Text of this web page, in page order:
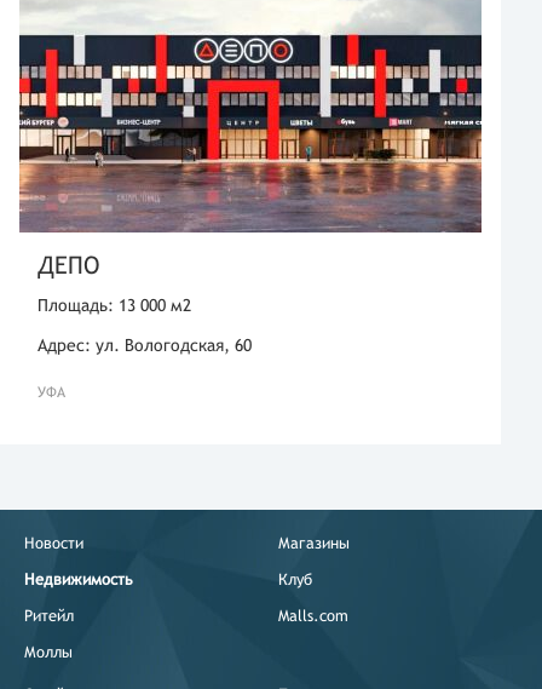
ДЕПО
Площадь: 13 000 м2
Адрес: ул. Вологодская, 60
УФА
Новости
Недвижимость
Ритейл
Моллы
Магазины
Клуб
Malls.com